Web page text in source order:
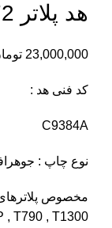
هد پلاتر 72 hp خاکستری | زرد
23,000,000
کد فنی هد :
C9384A
نوع چاپ :
, T790 , T1300